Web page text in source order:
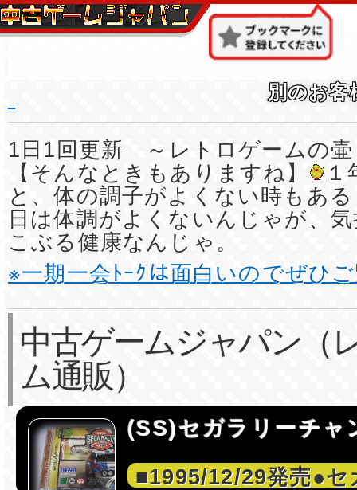
1日1回更新 ～レトロゲームの壷
【そんなときもありますね】
と、体の調子がよくない時もあ
日は体調がよくないんじゃが、
こぶる健康なんじゃ。
※一期一会ﾄｰｸは面白いのでぜひ
中古ゲームジャパン（
ム通販）
(SS)セガラリーチャ
■1995/12/29発売●セ
別のお客